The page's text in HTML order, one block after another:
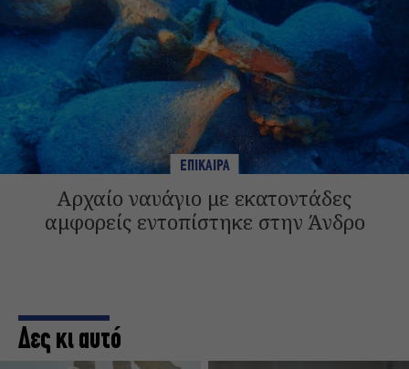
ΕΠΙΚΑΙΡΑ
Αρχαίο ναυάγιο με εκατοντάδες
αμφορείς εντοπίστηκε στην Άνδρο
Δες κι αυτό